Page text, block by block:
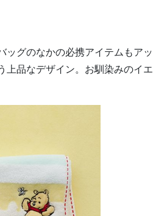
ッグのなかの必携アイテムもアッ
上品なデザイン。お馴染みのイエ